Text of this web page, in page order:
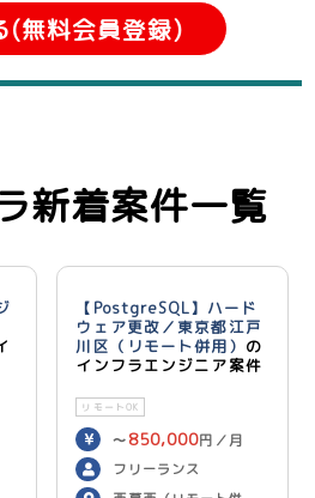
(無料会員登録)
新着案件一覧
【PostgreSQL】ハード
ウェア更改／東京都江戸
川区（リモート併用） の
インフラエンジニア案件
リモートOK
〜 850,000円／月
フリーランス